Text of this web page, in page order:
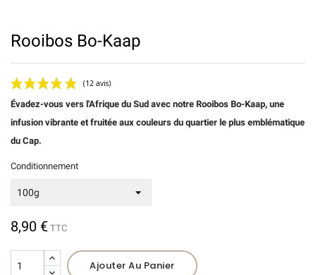
Rooibos Bo-Kaap
Évadez-vous vers l'Afrique du Sud avec notre Rooibos Bo-Kaap, une
infusion vibrante et fruitée aux couleurs du quartier le plus emblématique
du Cap.
Conditionnement
8,90 € TTC
Ajouter Au Panier